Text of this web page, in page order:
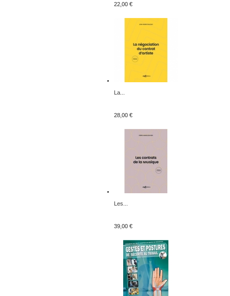
22,00 €
La...
28,00 €
Les...
39,00 €